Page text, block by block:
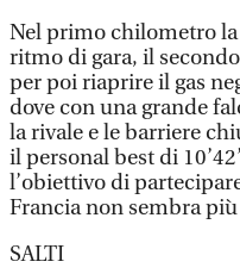
Nel primo chilometro
ritmo di gara, il
per poi riaprire il gas
dove con una grande
la rivale e le barriere
il personal best di
l’obiettivo di
Francia non sembra
SALTI